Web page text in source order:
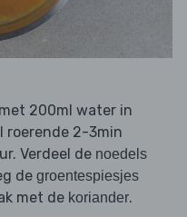
met 200ml water in
roerende 2-3min
Verdeel de noedels
de groentespiesjes
met de koriander.